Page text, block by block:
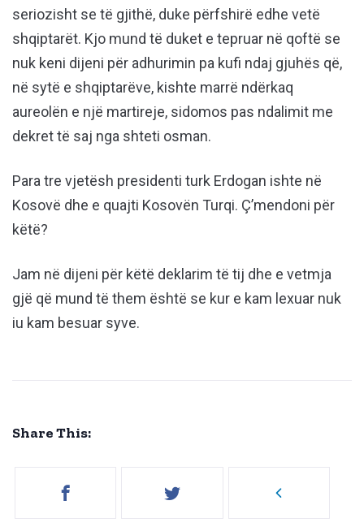
seriozisht se të gjithë, duke përfshirë edhe vetë
shqiptarët. Kjo mund të duket e tepruar në qoftë se
nuk keni dijeni për adhurimin pa kufi ndaj gjuhës që,
në sytë e shqiptarëve, kishte marrë ndërkaq
aureolën e një martireje, sidomos pas ndalimit me
dekret të saj nga shteti osman.
Para tre vjetësh presidenti turk Erdogan ishte në
Kosovë dhe e quajti Kosovën Turqi. Ç’mendoni për
këtë?
Jam në dijeni për këtë deklarim të tij dhe e vetmja
gjë që mund të them është se kur e kam lexuar nuk
iu kam besuar syve.
Share This: